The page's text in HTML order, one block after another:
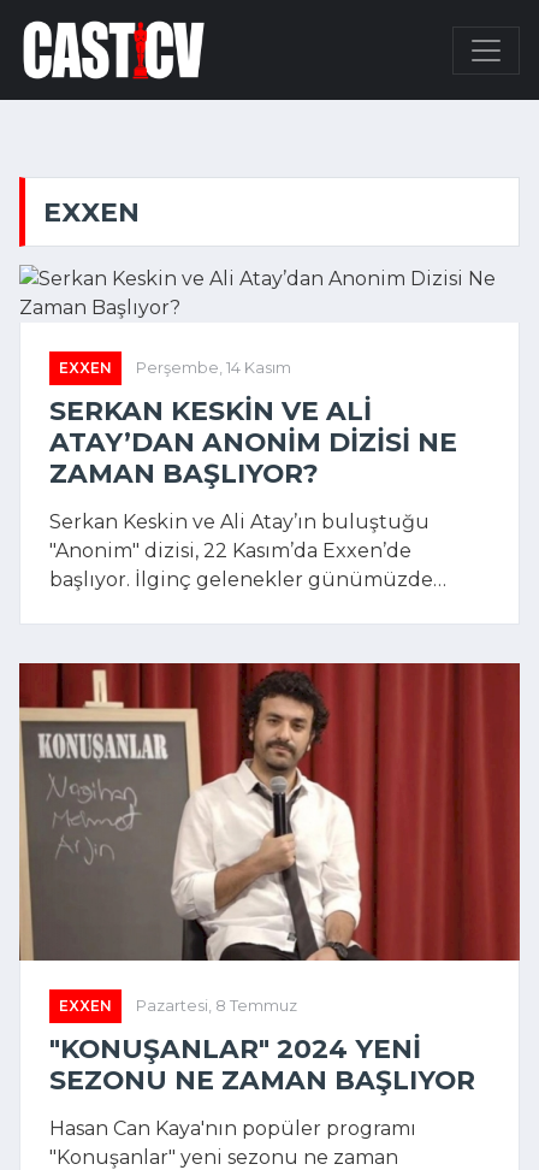
EXXEN
EXXEN Perşembe, 14 Kasım
SERKAN KESKIN VE ALI
ATAY’DAN ANONIM DIZISI NE
ZAMAN BAŞLIYOR?
Serkan Keskin ve Ali Atay’ın buluştuğu
"Anonim" dizisi, 22 Kasım’da Exxen’de
başlıyor. İlginç gelenekler günümüzde
EXXEN Pazartesi, 8 Temmuz
"KONUŞANLAR" 2024 YENI
SEZONU NE ZAMAN BAŞLIYOR
Hasan Can Kaya'nın popüler programı
"Konuşanlar" yeni sezonu ne zaman